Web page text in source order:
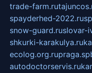
trade-farm.ru
spayderhed-2022.ru
snow-guard.ruslovar-
shkurki-karakulya.ru
ecolog.org.ru
autodoctorservis.ru